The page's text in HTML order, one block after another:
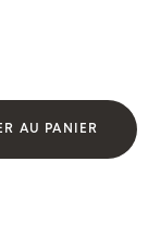
AU PANIER